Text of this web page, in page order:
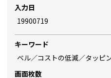
入力日
19900719
キーワード
ベル／コストの低減／タッピ
画面枚数